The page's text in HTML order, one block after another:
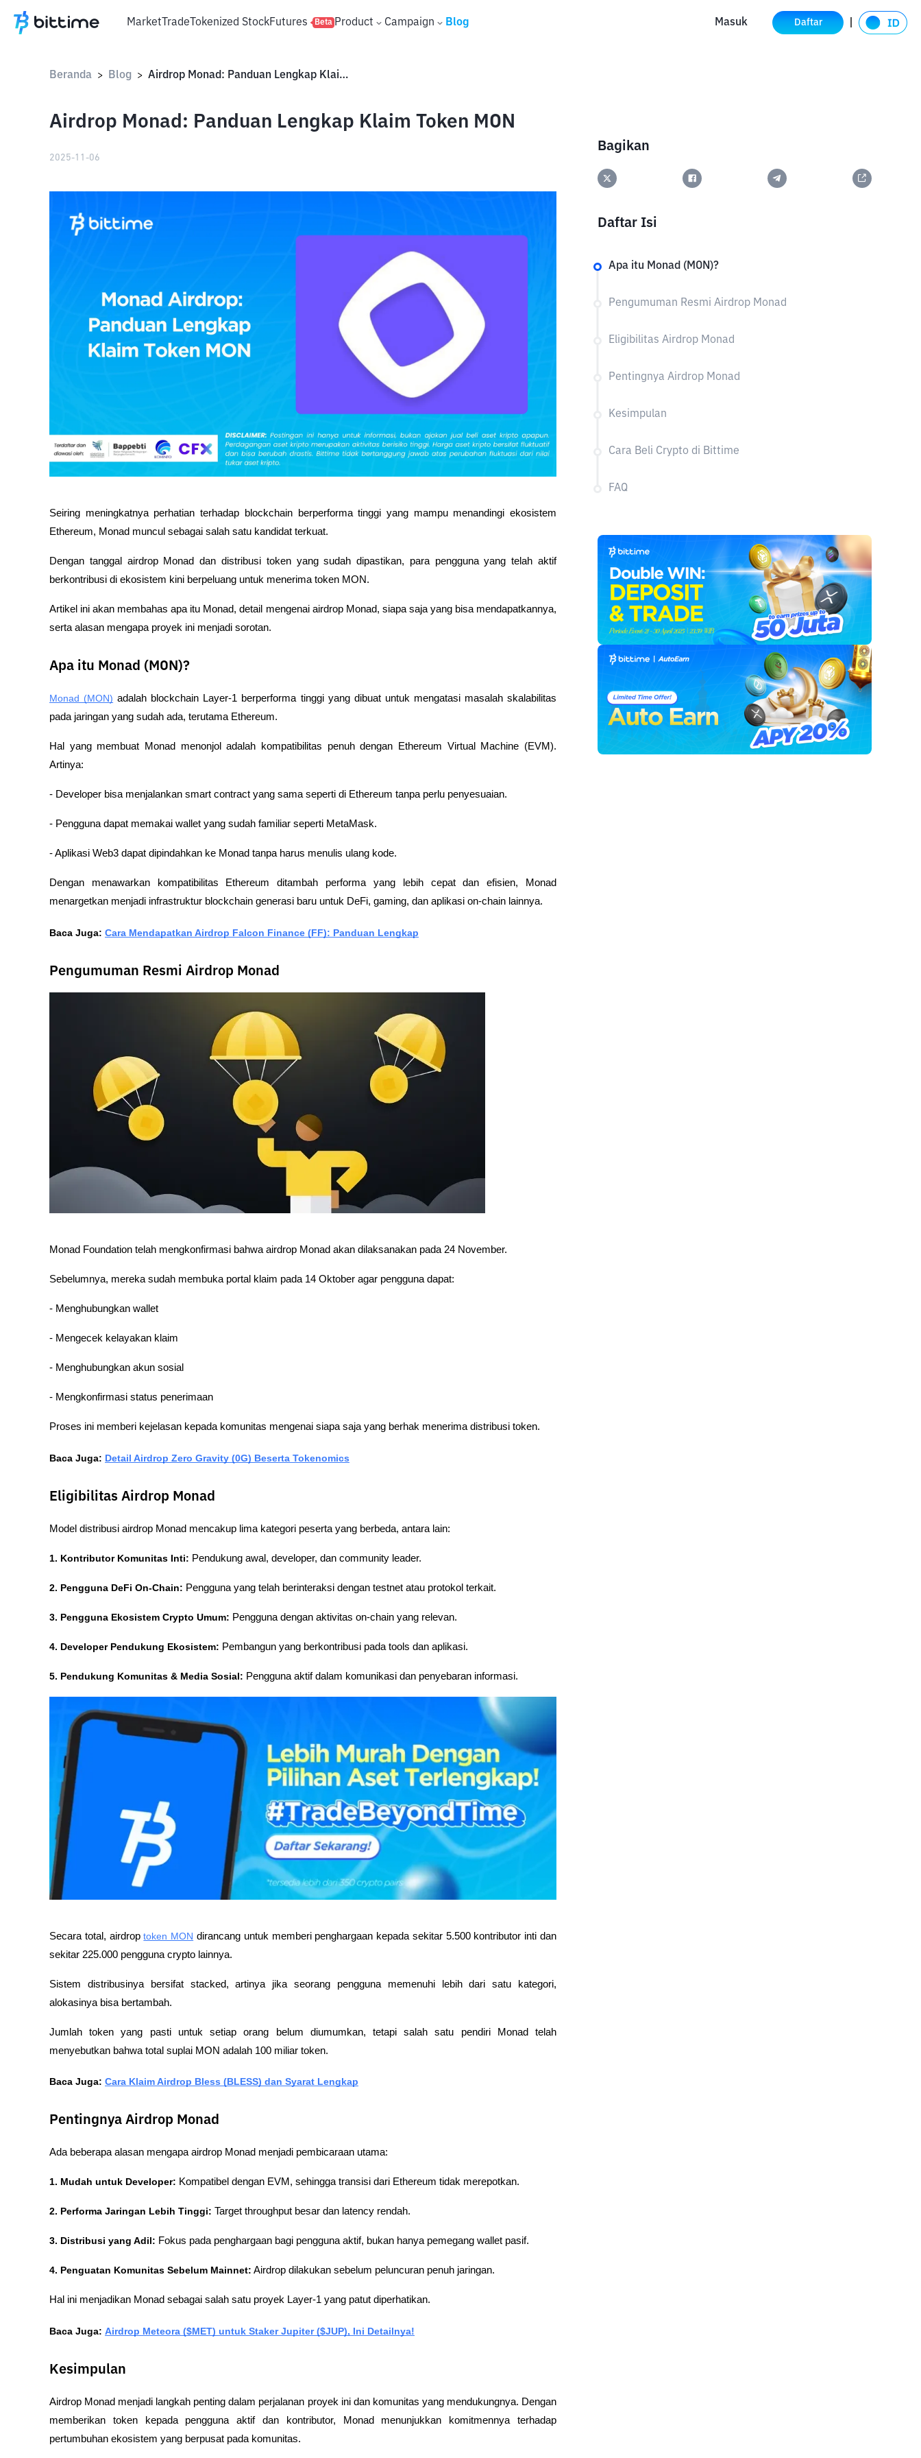
MarketTradeTokenized StockFutures Beta Product Campaign Blog Masuk Daftar
Beranda > Blog > Airdrop Monad: Panduan Lengkap Klaim Token MON
Airdrop Monad: Panduan Lengkap Klaim Token MON
2025-11-06
Seiring meningkatnya perhatian terhadap blockchain berperforma tinggi yang mampu menandingi ekosistem
Ethereum, Monad muncul sebagai salah satu kandidat terkuat.
Dengan tanggal airdrop Monad dan distribusi token yang sudah dipastikan, para pengguna yang telah aktif
berkontribusi di ekosistem kini berpeluang untuk menerima token MON.
Artikel ini akan membahas apa itu Monad, detail mengenai airdrop Monad, siapa saja yang bisa mendapatkannya,
serta alasan mengapa proyek ini menjadi sorotan.
Apa itu Monad (MON)?
Monad (MON) adalah blockchain Layer-1 berperforma tinggi yang dibuat untuk mengatasi masalah skalabilitas
pada jaringan yang sudah ada, terutama Ethereum.
Hal yang membuat Monad menonjol adalah kompatibilitas penuh dengan Ethereum Virtual Machine (EVM).
Artinya:
- Developer bisa menjalankan smart contract yang sama seperti di Ethereum tanpa perlu penyesuaian.
- Pengguna dapat memakai wallet yang sudah familiar seperti MetaMask.
- Aplikasi Web3 dapat dipindahkan ke Monad tanpa harus menulis ulang kode.
Dengan menawarkan kompatibilitas Ethereum ditambah performa yang lebih cepat dan efisien, Monad
menargetkan menjadi infrastruktur blockchain generasi baru untuk DeFi, gaming, dan aplikasi on-chain lainnya.
Baca Juga: Cara Mendapatkan Airdrop Falcon Finance (FF): Panduan Lengkap
Pengumuman Resmi Airdrop Monad
Monad Foundation telah mengkonfirmasi bahwa airdrop Monad akan dilaksanakan pada 24 November.
Sebelumnya, mereka sudah membuka portal klaim pada 14 Oktober agar pengguna dapat:
- Menghubungkan wallet
- Mengecek kelayakan klaim
- Menghubungkan akun sosial
- Mengkonfirmasi status penerimaan
Proses ini memberi kejelasan kepada komunitas mengenai siapa saja yang berhak menerima distribusi token.
Baca Juga: Detail Airdrop Zero Gravity (0G) Beserta Tokenomics
Eligibilitas Airdrop Monad
Model distribusi airdrop Monad mencakup lima kategori peserta yang berbeda, antara lain:
1. Kontributor Komunitas Inti: Pendukung awal, developer, dan community leader.
2. Pengguna DeFi On-Chain: Pengguna yang telah berinteraksi dengan testnet atau protokol terkait.
3. Pengguna Ekosistem Crypto Umum: Pengguna dengan aktivitas on-chain yang relevan.
4. Developer Pendukung Ekosistem: Pembangun yang berkontribusi pada tools dan aplikasi.
5. Pendukung Komunitas & Media Sosial: Pengguna aktif dalam komunikasi dan penyebaran informasi.
Secara total, airdrop token MON dirancang untuk memberi penghargaan kepada sekitar 5.500 kontributor inti dan
sekitar 225.000 pengguna crypto lainnya.
Sistem distribusinya bersifat stacked, artinya jika seorang pengguna memenuhi lebih dari satu kategori,
alokasinya bisa bertambah.
Jumlah token yang pasti untuk setiap orang belum diumumkan, tetapi salah satu pendiri Monad telah
menyebutkan bahwa total suplai MON adalah 100 miliar token.
Baca Juga: Cara Klaim Airdrop Bless (BLESS) dan Syarat Lengkap
Pentingnya Airdrop Monad
Ada beberapa alasan mengapa airdrop Monad menjadi pembicaraan utama:
1. Mudah untuk Developer: Kompatibel dengan EVM, sehingga transisi dari Ethereum tidak merepotkan.
2. Performa Jaringan Lebih Tinggi: Target throughput besar dan latency rendah.
3. Distribusi yang Adil: Fokus pada penghargaan bagi pengguna aktif, bukan hanya pemegang wallet pasif.
4. Penguatan Komunitas Sebelum Mainnet: Airdrop dilakukan sebelum peluncuran penuh jaringan.
Hal ini menjadikan Monad sebagai salah satu proyek Layer-1 yang patut diperhatikan.
Baca Juga: Airdrop Meteora ($MET) untuk Staker Jupiter ($JUP), Ini Detailnya!
Kesimpulan
Airdrop Monad menjadi langkah penting dalam perjalanan proyek ini dan komunitas yang mendukungnya. Dengan
memberikan token kepada pengguna aktif dan kontributor, Monad menunjukkan komitmennya terhadap
pertumbuhan ekosistem yang berpusat pada komunitas.
Bagikan
Daftar Isi
Apa itu Monad (MON)?
Pengumuman Resmi Airdrop Monad
Eligibilitas Airdrop Monad
Pentingnya Airdrop Monad
Kesimpulan
Cara Beli Crypto di Bittime
FAQ